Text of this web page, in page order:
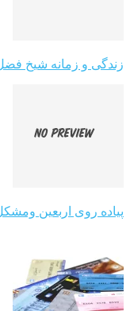
زندگی و زمانه شیخ
پیاده روی اربعین